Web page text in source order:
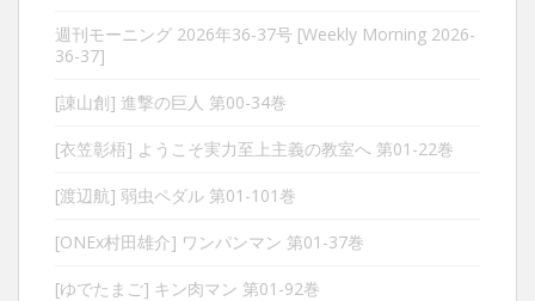
週刊モーニング 2026年36-37号 [Weekly Morning 2026-
36-37]
[諌山創] 進撃の巨人 第00-34巻
[衣笠彰梧] ようこそ実力至上主義の教室へ 第01-22巻
[渡辺航] 弱虫ペダル 第01-101巻
[ONEx村田雄介] ワンパンマン 第01-37巻
[ゆでたまご] キン肉マン 第01-92巻